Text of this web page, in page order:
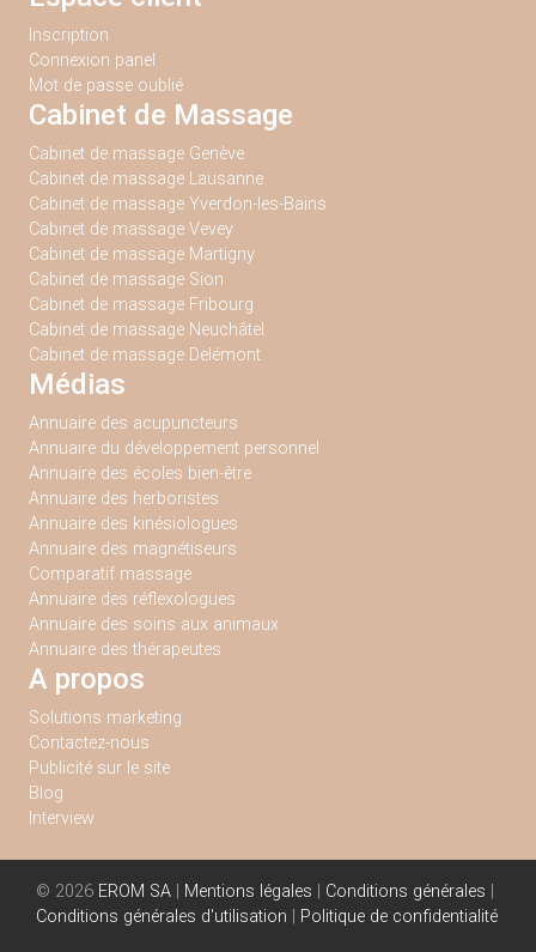
Inscription
Connexion panel
Mot de passe oublié
Cabinet de Massage
Cabinet de massage Genève
Cabinet de massage Lausanne
Cabinet de massage Yverdon-les-Bains
Cabinet de massage Vevey
Cabinet de massage Martigny
Cabinet de massage Sion
Cabinet de massage Fribourg
Cabinet de massage Neuchâtel
Cabinet de massage Delémont
Médias
Annuaire des acupuncteurs
Annuaire du développement personnel
Annuaire des écoles bien-être
Annuaire des herboristes
Annuaire des kinésiologues
Annuaire des magnétiseurs
Comparatif massage
Annuaire des réflexologues
Annuaire des soins aux animaux
Annuaire des thérapeutes
A propos
Solutions marketing
Contactez-nous
Publicité sur le site
Blog
Interview
© 2026 EROM SA Mentions légales Conditions générales
Conditions générales d'utilisation
Politique de confidentialité